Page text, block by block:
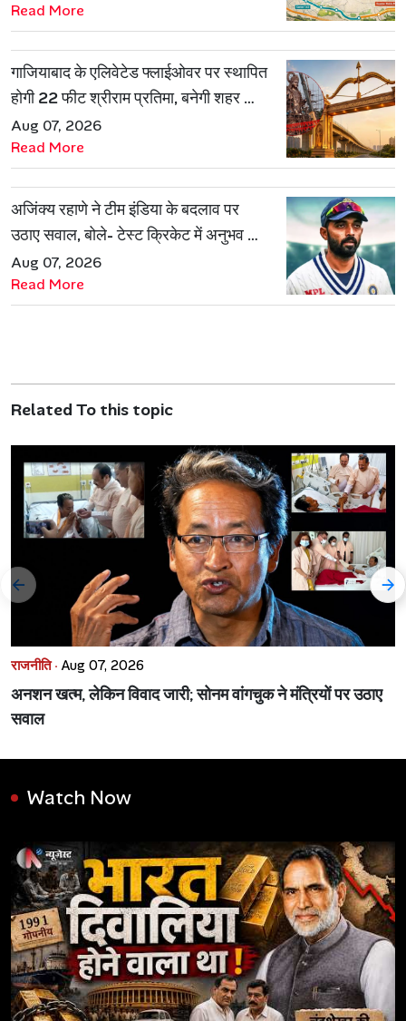
Read More
गाजियाबाद के एलिवेटेड फ्लाईओवर पर स्थापित
होगी 22 फीट श्रीराम प्रतिमा, बनेगी शहर की
नई पहचान
Aug 07, 2026
Read More
अजिंक्य रहाणे ने टीम इंडिया के बदलाव पर
उठाए सवाल, बोले- टेस्ट क्रिकेट में अनुभव की
जरूरत हमेशा रहेगी
Aug 07, 2026
Read More
Related To this topic
राजनीति · Aug 07, 2026
अनशन खत्म, लेकिन विवाद जारी; सोनम वांगचुक ने मंत्रियों पर उठाए
सवाल
Watch Now